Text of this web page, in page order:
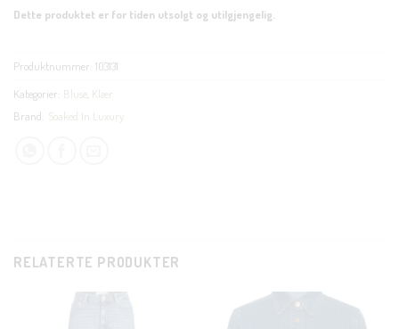
Dette produktet er for tiden utsolgt og utilgjengelig.
Produktnummer: 103131
Kategorier: Bluse Klær
Brand: Soaked In Luxury
RELATERTE PRODUKTER